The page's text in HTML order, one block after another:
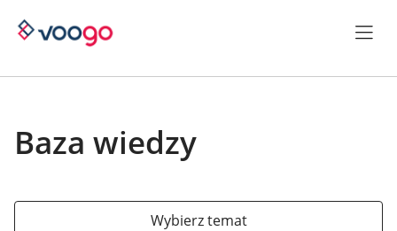
Baza wiedzy
Wybierz temat